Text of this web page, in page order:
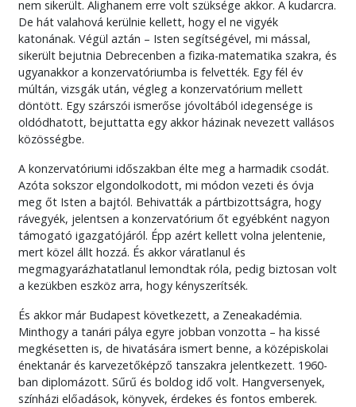
nem sikerült. Alighanem erre volt szüksége akkor. A kudarcra.
De hát valahová kerülnie kellett, hogy el ne vigyék
katonának. Végül aztán – Isten segítségével, mi mással,
sikerült bejutnia Debrecenben a fizika-matematika szakra, és
ugyanakkor a konzervatóriumba is felvették. Egy fél év
múltán, vizsgák után, végleg a konzervatórium mellett
döntött. Egy szárszói ismerőse jóvoltából idegensége is
oldódhatott, bejuttatta egy akkor házinak nevezett vallásos
közösségbe.
A konzervatóriumi időszakban élte meg a harmadik csodát.
Azóta sokszor elgondolkodott, mi módon vezeti és óvja
meg őt Isten a bajtól. Behivatták a pártbizottságra, hogy
rávegyék, jelentsen a konzervatórium őt egyébként nagyon
támogató igazgatójáról. Épp azért kellett volna jelentenie,
mert közel állt hozzá. És akkor váratlanul és
megmagyarázhatatlanul lemondtak róla, pedig biztosan volt
a kezükben eszköz arra, hogy kényszerítsék.
És akkor már Budapest következett, a Zeneakadémia.
Minthogy a tanári pálya egyre jobban vonzotta – ha kissé
megkésetten is, de hivatására ismert benne, a középiskolai
énektanár és karvezetőképző tanszakra jelentkezett. 1960-
ban diplomázott. Sűrű és boldog idő volt. Hangversenyek,
színházi előadások, könyvek, érdekes és fontos emberek.